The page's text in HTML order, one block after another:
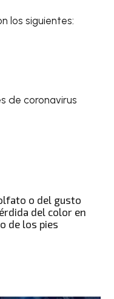
los siguientes:
de coronavirus
o del gusto
del color en
de los pies